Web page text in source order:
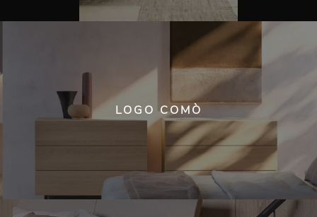
LOGO COMÒ